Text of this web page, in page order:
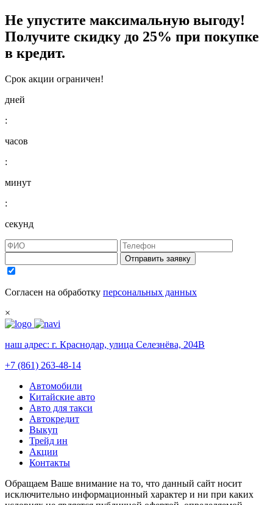
Не упустите максимальную выгоду!
Получите скидку до 25% при покупке
в кредит.
Срок акции ограничен!
дней
:
часов
:
минут
:
секунд
Отправить заявку
Согласен на обработку персональных данных
×
наш адрес: г. Краснодар, улица Селезнёва, 204В
+7 (861) 263-48-14
Автомобили
Китайские авто
Авто для такси
Автокредит
Выкуп
Трейд ин
Акции
Контакты
Обращаем Ваше внимание на то, что данный сайт носит
исключительно информационный характер и ни при каких